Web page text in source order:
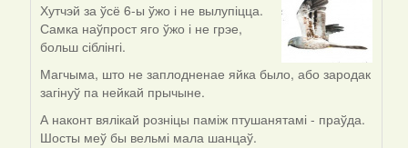
In
reply
to
by
svetlana
Хутчэй за ўсё 6-ы ўжо і не вылупіцца.
Самка наўпрост яго ўжо і не грэе,
больш сіблінгі.
Магчыма, што не заплодненае яйка было, або зародак
загінуў па нейкай прычыне.
А наконт вялікай розніцы паміж птушанятамі - праўда.
Шосты меў бы вельмі мала шанцаў.